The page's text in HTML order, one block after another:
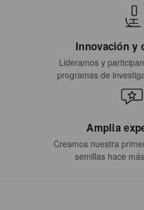
Innovación y
Lideramos y
programas de
Amplia
Creamos nuestra
semillas hace